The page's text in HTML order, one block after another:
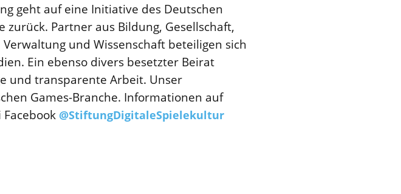
geht auf eine Initiative des Deutschen
Partner aus Bildung, Gesellschaft,
und Wissenschaft beteiligen sich
Ein ebenso divers besetzter Beirat
und transparente Arbeit. Unser
Games-Branche. Informationen auf
Facebook @StiftungDigitaleSpielekultur